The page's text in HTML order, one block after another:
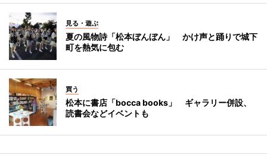
見る・遊ぶ
夏の風物詩「松本ぼんぼん」 かけ声と踊りで城下
町を熱気に包む
買う
松本に書店「bocca books」 ギャラリー併設、
読書会などイベントも